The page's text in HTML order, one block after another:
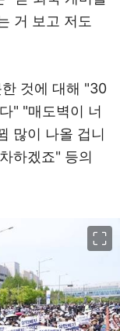
거 보고 저도
것에 대해 "30
" "매도벽이 너
많이 나올 겁니
하겠죠" 등의